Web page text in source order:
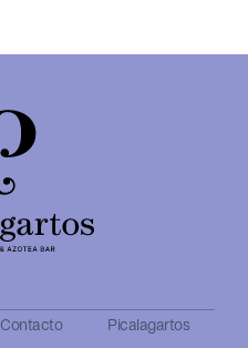
Contacto
Picalagartos